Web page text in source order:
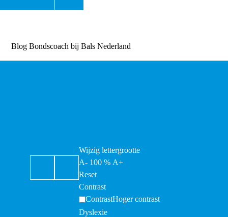
Blog Bondscoach bij Bals Nederland
Wijzig lettergrootte
A- 100% A+
Reset
Contrast
ContrastHoger contrast
Dyslexie